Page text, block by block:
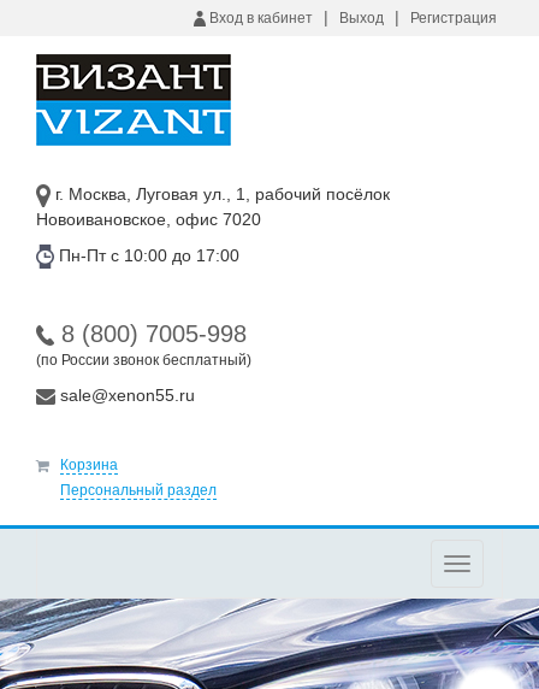
Вход в кабинет | Выход | Регистрация
г. Москва, Луговая ул., 1, рабочий посёлок
Новоивановское, офис 7020
Пн-Пт с 10:00 до 17:00
8 (800) 7005-998
(по России звонок бесплатный)
sale@xenon55.ru
Корзина
Персональный раздел
Toggle